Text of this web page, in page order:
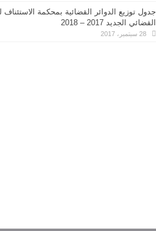
جدول توزيع الدوائر القضائية بمحكمة الاستئناف
القضائي الجديد 2017 – 2018
28 سبتمبر، 2017